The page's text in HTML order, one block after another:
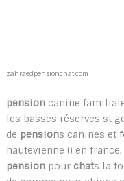
zahraedpensionchat.com
pensioncanine
les basses réserves st
de pensions canines et
hautevienne () en
pensionpour chats la